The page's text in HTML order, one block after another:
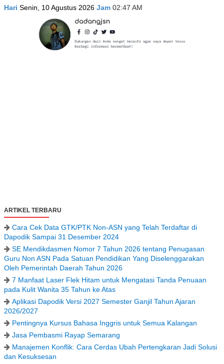
Hari Senin, 10 Agustus 2026 Jam 02:47 AM
ARTIKEL TERBARU
Cara Cek Data GTK/PTK Non-ASN yang Telah Terdaftar di
Dapodik Sampai 31 Desember 2024
SE Mendikdasmen Nomor 7 Tahun 2026 tentang Penugasan
Guru Non ASN Pada Satuan Pendidikan Yang Diselenggarakan
Oleh Pemerintah Daerah Tahun 2026
7 Manfaat Laser Flek Hitam untuk Mengatasi Tanda Penuaan
pada Kulit Wanita 35 Tahun ke Atas
Aplikasi Dapodik Versi 2027 Semester Ganjil Tahun Ajaran
2026/2027
Pentingnya Kursus Bahasa Inggris untuk Semua Kalangan
Jasa Pembasmi Rayap Semarang
Manajemen Konflik: Cara Cerdas Ubah Pertengkaran Jadi Solusi
dan Kesuksesan